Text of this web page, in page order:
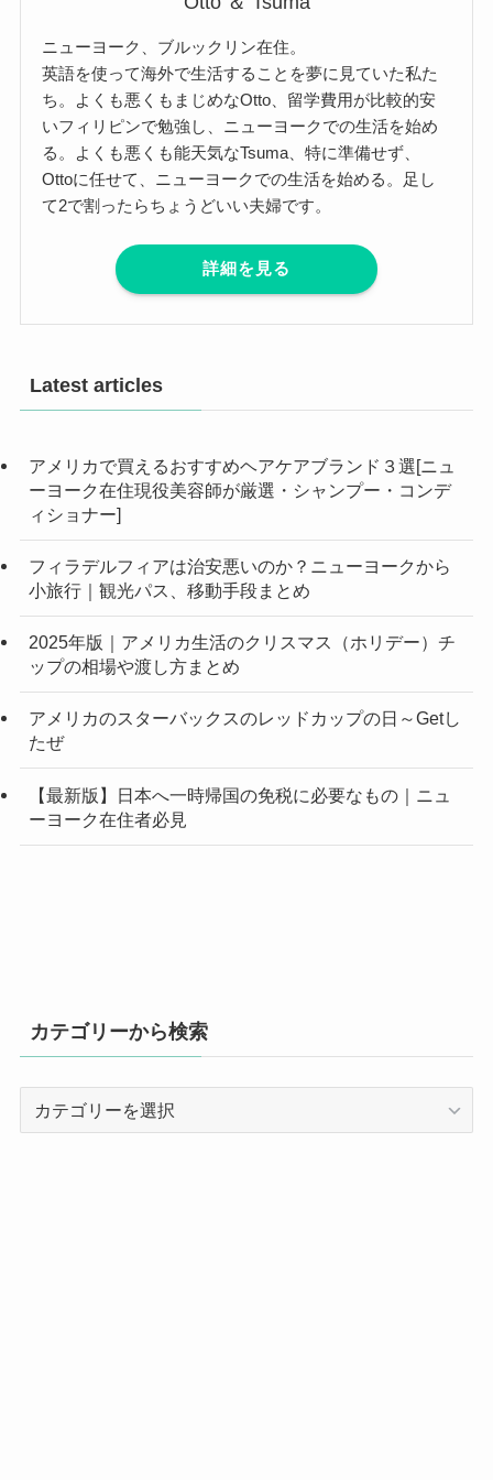
ニューヨーク、ブルックリン在住。
英語を使って海外で生活することを夢に見ていた私た
ち。よくも悪くもまじめなOtto、留学費用が比較的安
いフィリピンで勉強し、ニューヨークでの生活を始め
る。よくも悪くも能天気なTsuma、特に準備せず、
Ottoに任せて、ニューヨークでの生活を始める。足し
て2で割ったらちょうどいい夫婦です。
詳細を見る
Latest articles
アメリカで買えるおすすめヘアケアブランド３選[ニュ
ーヨーク在住現役美容師が厳選・シャンプー・コンデ
ィショナー]
フィラデルフィアは治安悪いのか？ニューヨークから
小旅行｜観光パス、移動手段まとめ
2025年版｜アメリカ生活のクリスマス（ホリデー）チ
ップの相場や渡し方まとめ
アメリカのスターバックスのレッドカップの日～Getし
たぜ
【最新版】日本へ一時帰国の免税に必要なもの｜ニュ
ーヨーク在住者必見
カテゴリーから検索